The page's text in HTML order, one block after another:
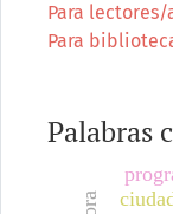
Para lectores/
Para
Palabras